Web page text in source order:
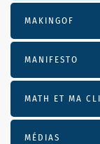
MAKINGOF
MANIFESTO
MATH ET MA
MÉDIAS